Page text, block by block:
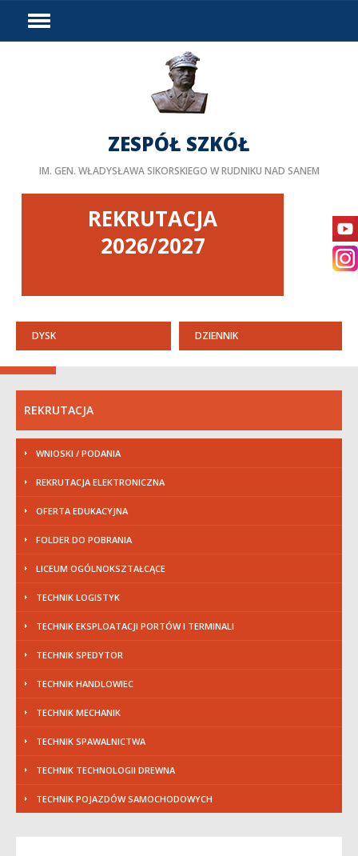
HOME
LINKI
ZESPÓŁ SZKÓŁ
IM. GEN. WŁADYSŁAWA SIKORSKIEGO W RUDNIKU NAD SANEM
REKRUTACJA
2026/2027
DYSK DZIENNIK
REKRUTACJA
WNIOSKI / PODANIA
REKRUTACJA ELEKTRONICZNA
OFERTA EDUKACYJNA
FOLDER DO POBRANIA
LICEUM OGÓLNOKSZTAŁCĄCE
TECHNIK LOGISTYK
TECHNIK EKSPLOATACJI PORTÓW I TERMINALI
TECHNIK SPEDYTOR
TECHNIK HANDLOWIEC
TECHNIK MECHANIK
TECHNIK SPAWALNICTWA
TECHNIK TECHNOLOGII DREWNA
TECHNIK POJAZDÓW SAMOCHODOWYCH